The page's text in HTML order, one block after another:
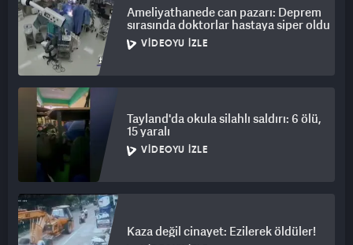
Ameliyathanede can pazarı: Deprem
sırasında doktorlar hastaya siper oldu
VIDEOYU İZLE
Tayland'da okula silahlı saldırı: 6 ölü,
15 yaralı
VIDEOYU İZLE
Kaza değil cinayet: Ezilerek öldüler!